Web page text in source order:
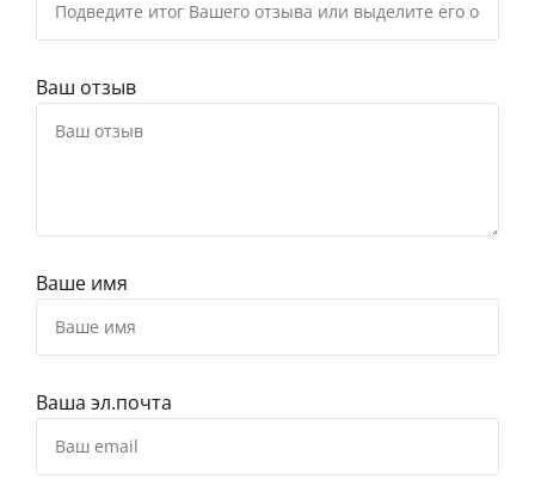
Ваш отзыв
Ваше имя
Ваша эл.почта